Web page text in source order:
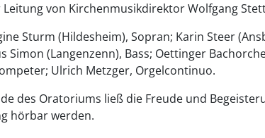
von Kirchenmusikdirektor Wolfgang
Sturm (Hildesheim), Sopran; Karin Steer
Simon (Langenzenn), Bass; Oettinger
Ulrich Metzger, Orgelcontinuo.
des Oratoriums ließ die Freude und
hörbar werden.